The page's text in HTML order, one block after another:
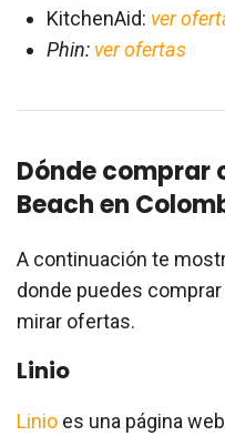
KitchenAid: ver
Phin: ver ofertas
Dónde comprar
Beach en
A continuación te
donde puedes
mirar ofertas.
Linio
Linio es una página